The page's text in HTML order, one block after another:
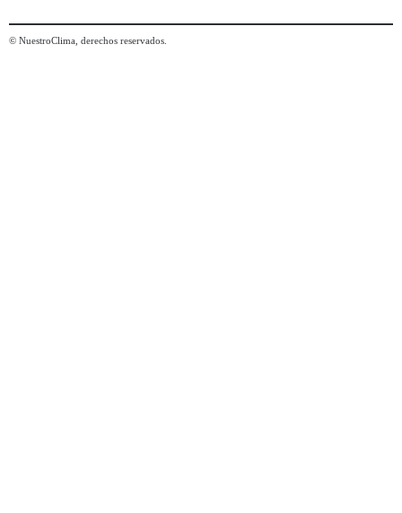
© NuestroClima, derechos reservados.